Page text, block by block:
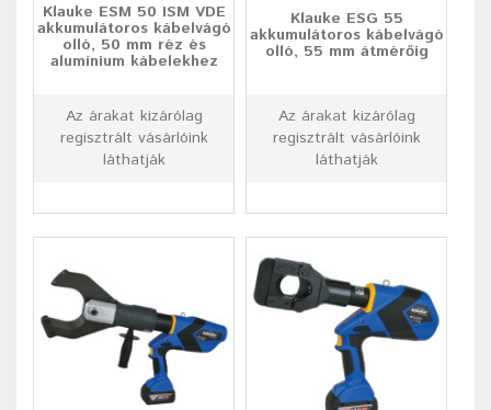
Klauke ESM 50 ISM VDE
akkumulátoros kábelvágó
olló, 50 mm réz és
alumínium kábelekhez
Az árakat kizárólag
regisztrált vásárlóink
láthatják
Klauke ESG 55
akkumulátoros kábelvágó
olló, 55 mm átmérőig
Az árakat kizárólag
regisztrált vásárlóink
láthatják